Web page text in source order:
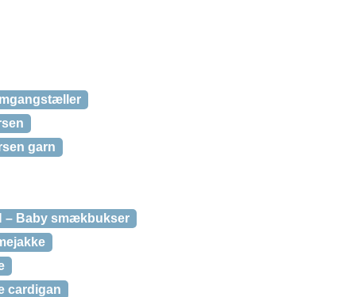
garn
– Baby smækbukser
cardigan